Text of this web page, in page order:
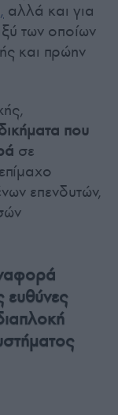
, αλλά και για
των οποίων
και πρώην
που
σε
επενδυτών,
ευθύνες